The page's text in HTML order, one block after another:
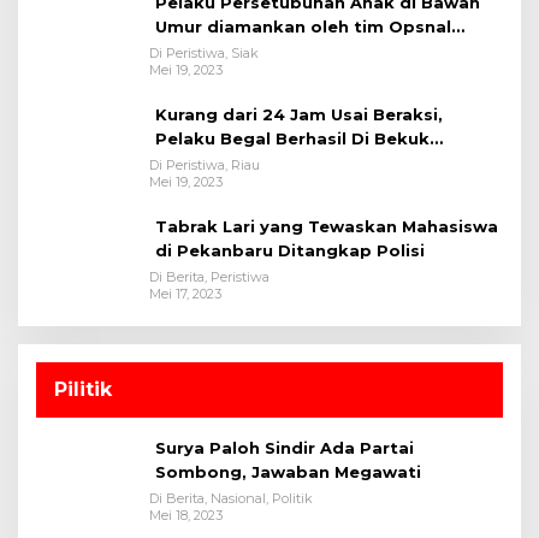
Umur diamankan oleh tim Opsnal
Polsek Tualang-Polres Siak-Polda Riau
Di Peristiwa, Siak
Mei 19, 2023
Kurang dari 24 Jam Usai Beraksi,
Pelaku Begal Berhasil Di Bekuk
Satreskrim Polres Kuansing
Di Peristiwa, Riau
Mei 19, 2023
Tabrak Lari yang Tewaskan Mahasiswa
di Pekanbaru Ditangkap Polisi
Di Berita, Peristiwa
Mei 17, 2023
Pilitik
Surya Paloh Sindir Ada Partai
Sombong, Jawaban Megawati
Di Berita, Nasional, Politik
Mei 18, 2023